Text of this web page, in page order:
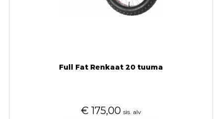
Full Fat Renkaat 20 tuuma
€ 175,00 sis. alv